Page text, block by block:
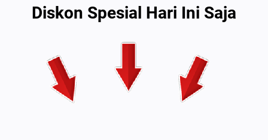
Diskon Spesial Hari Ini Saja